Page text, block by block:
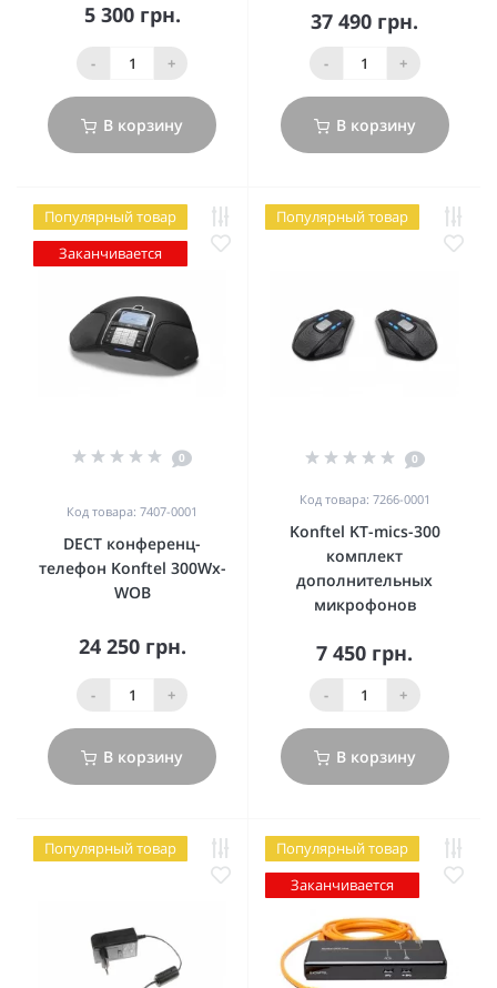
5 300 грн.
- +
В корзину
37 490 грн.
- +
В корзину
Популярный товар
Заканчивается
0
Код товара: 7407-0001
DECT конференц-
телефон Konftel 300Wx-
WOB
24 250 грн.
- +
В корзину
Популярный товар
0
Код товара: 7266-0001
Konftel KT-mics-300
комплект
дополнительных
микрофонов
7 450 грн.
- +
В корзину
Популярный товар
Популярный товар
Заканчивается